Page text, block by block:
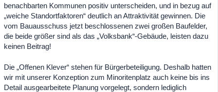
benachbarten Kommunen positiv unterscheiden, und in bezug auf
„weiche Standortfaktoren“ deutlich an Attraktivität gewinnen. Die
vom Bauausschuss jetzt beschlossenen zwei großen Baufelder,
die beide größer sind als das „Volksbank“-Gebäude, leisten dazu
keinen Beitrag!
Die „Offenen Klever“ stehen für Bürgerbeteiligung. Deshalb hatten
wir mit unserer Konzeption zum Minoritenplatz auch keine bis ins
Detail ausgearbeitete Planung vorgelegt, sondern lediglich